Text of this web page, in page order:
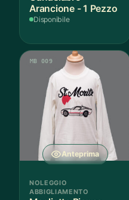
Arancione - 1 Pezzo
Disponibile
Anteprima
MB 009
NOLEGGIO
ABBIGLIAMENTO